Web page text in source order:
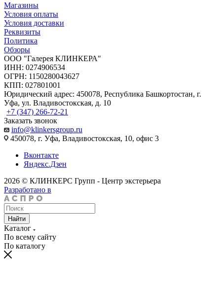
Магазины
Условия оплаты
Условия доставки
Реквизиты
Политика
Обзоры
ООО "Галерея КЛИНКЕРА"
ИНН: 0274906534
ОГРН: 1150280043627
КПП: 027801001
Юридический адрес: 450078, Республика Башкортостан, г.
Уфа, ул. Владивостокская, д. 10
+7 (347) 266-72-21
Заказать звонок
info@klinkersgroup.ru
450078, г. Уфа, Владивостокская, 10, офис 3
Вконтакте
Яндекс.Дзен
2026 © КЛИНКЕРС Групп - Центр экстерьера
Разработано в
Найти
Каталог
По всему сайту
По каталогу